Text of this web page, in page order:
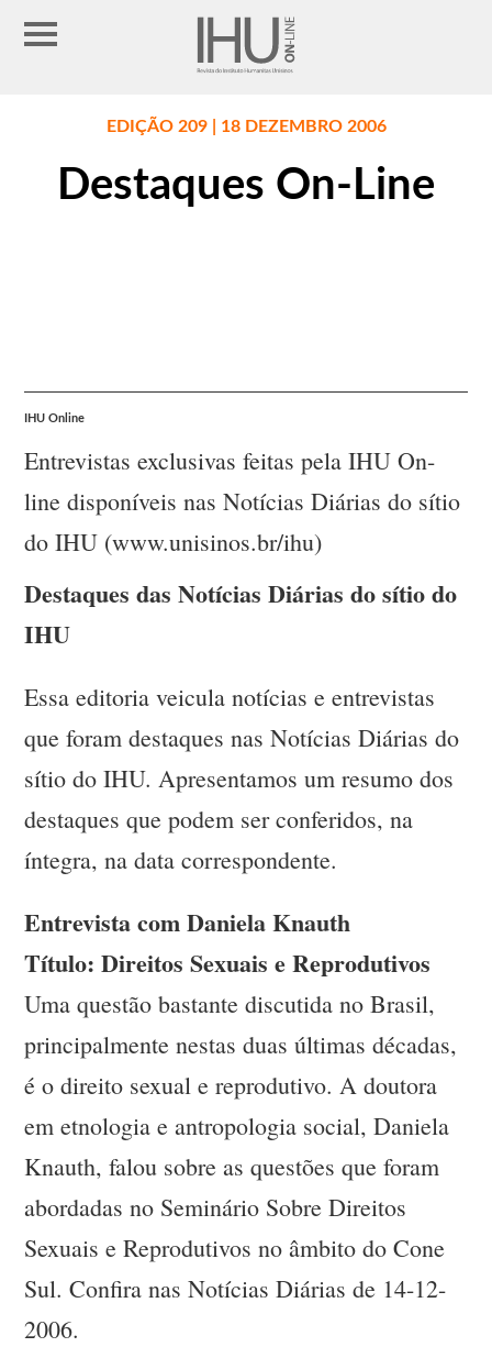
EDIÇÃO 209 | 18 DEZEMBRO 2006
Destaques On-Line
IHU Online
Entrevistas exclusivas feitas pela IHU On-
line disponíveis nas Notícias Diárias do sítio
do IHU (www.unisinos.br/ihu)
Destaques das Notícias Diárias do sítio do
IHU
Essa editoria veicula notícias e entrevistas
que foram destaques nas Notícias Diárias do
sítio do IHU. Apresentamos um resumo dos
destaques que podem ser conferidos, na
íntegra, na data correspondente.
Entrevista com Daniela Knauth
Título: Direitos Sexuais e Reprodutivos
Uma questão bastante discutida no Brasil,
principalmente nestas duas últimas décadas,
é o direito sexual e reprodutivo. A doutora
em etnologia e antropologia social, Daniela
Knauth, falou sobre as questões que foram
abordadas no Seminário Sobre Direitos
Sexuais e Reprodutivos no âmbito do Cone
Sul. Confira nas Notícias Diárias de 14-12-
2006.